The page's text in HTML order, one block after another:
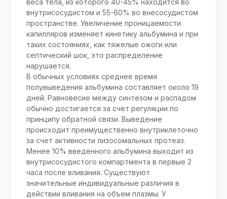
внутрисосудистом и 55-60% во внесосудистом
пространстве. Увеличение проницаемости
капилляров изменяет кинетику альбумина и при
таких состояниях, как тяжелые ожоги или
септический шок, это распределение
нарушается.
В обычных условиях среднее время
полувыведения альбумина составляет около 19
дней. Равновесие между синтезом и распадом
обычно достигается за счет регуляции по
принципу обратной связи. Выведение
происходит преимущественно внутриклеточно
за счет активности лизосомальных протеаз.
Менее 10% введенного альбумина выходит из
внутрисосудистого компартмента в первые 2
часа после вливания. Существуют
значительные индивидуальные различия в
действии вливания на объем плазмы. У